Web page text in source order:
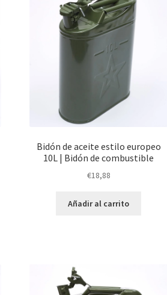
Bidón de aceite estilo europeo
10L | Bidón de combustible
€18,88
Añadir al carrito